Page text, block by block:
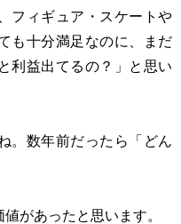
フィギュア・スケートや
も十分満足なのに、まだ
利益出てるの？」と思い
数年前だったら「どん
があったと思います。